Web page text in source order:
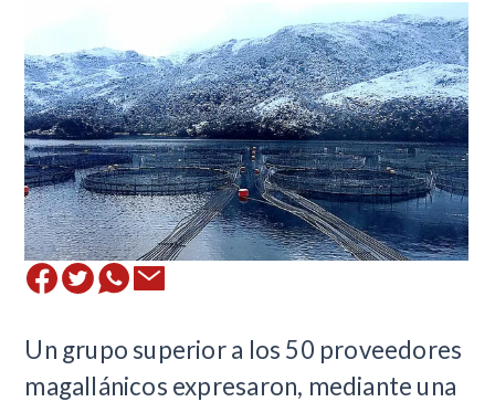
Un grupo superior a los 50 proveedores
magallánicos expresaron, mediante una